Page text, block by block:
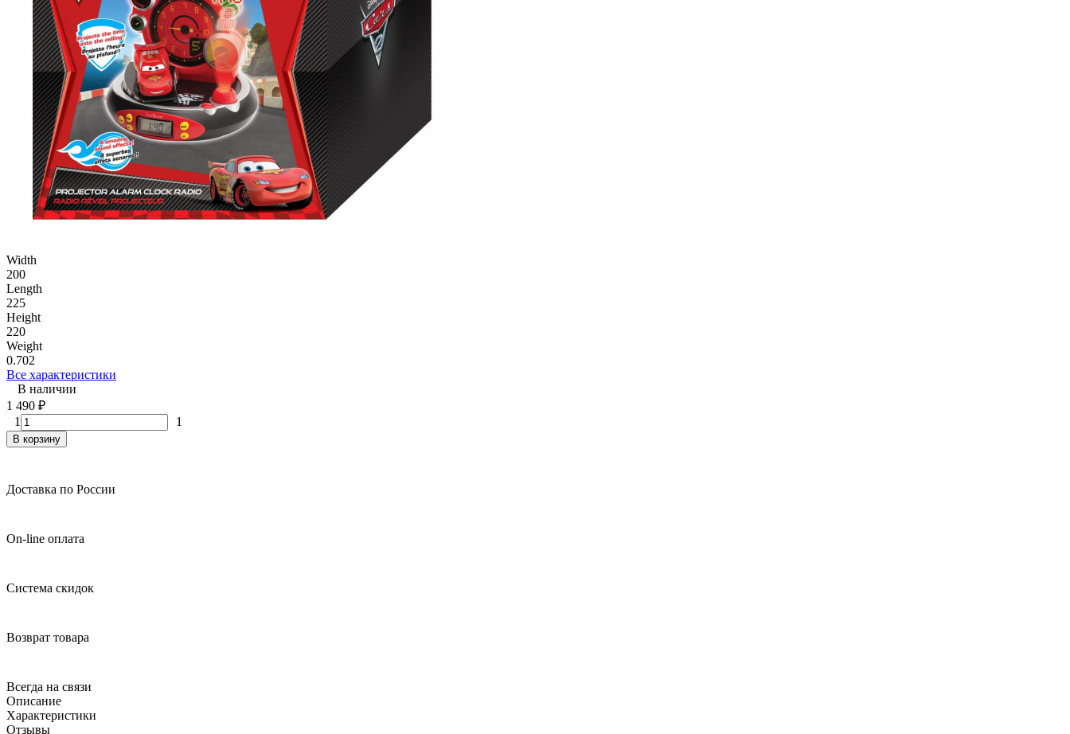
Width
200
Length
225
Height
220
Weight
0.702
Все характеристики
В наличии
1 490 ₽
1
1
В корзину
Доставка по России
On-line оплата
Система скидок
Возврат товара
Всегда на связи
Описание
Характеристики
Отзывы